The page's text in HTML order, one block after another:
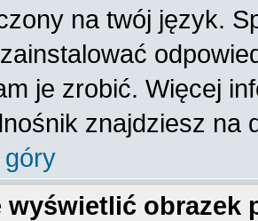
na twój język.
je zrobić. Więcej
znajdziesz na
góry
wyświetlić obrazek